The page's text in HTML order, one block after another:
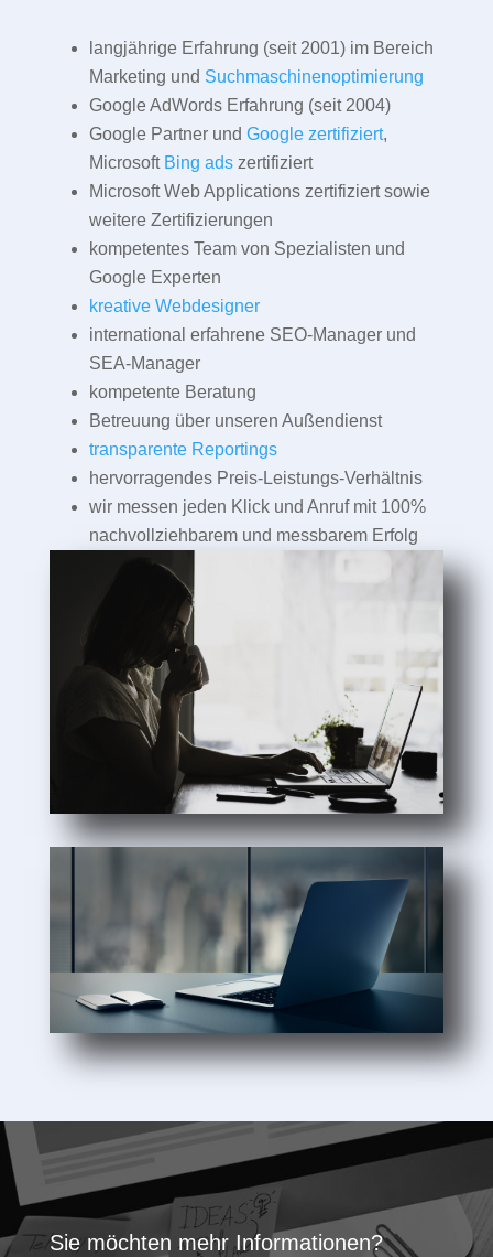
langjährige Erfahrung (seit 2001) im Bereich
Marketing und Suchmaschinenoptimierung
Google AdWords Erfahrung (seit 2004)
Google Partner und Google zertifiziert,
Microsoft Bing adszertifiziert
Microsoft Web Applications zertifiziert sowie
weitere Zertifizierungen
kompetentes Team von Spezialisten und
Google Experten
kreative Webdesigner
international erfahrene SEO-Manager und
SEA-Manager
kompetente Beratung
Betreuung über unseren Außendienst
transparente Reportings
hervorragendes Preis-Leistungs-Verhältnis
wir messen jeden Klick und Anruf mit 100%
nachvollziehbarem und messbarem Erfolg
Sie möchten mehr Informationen?